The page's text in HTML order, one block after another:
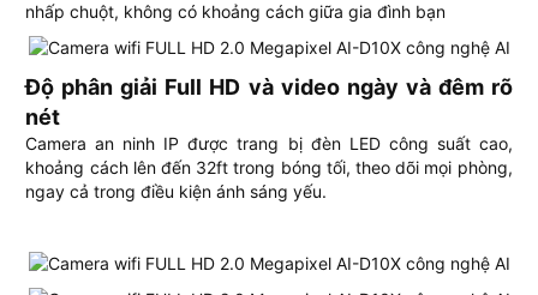
nhấp chuột, không có khoảng cách giữa gia đình bạn
Độ phân giải Full HD và video ngày và đêm rõ
nét
Camera an ninh IP được trang bị đèn LED công suất cao,
khoảng cách lên đến 32ft trong bóng tối, theo dõi mọi phòng,
ngay cả trong điều kiện ánh sáng yếu.